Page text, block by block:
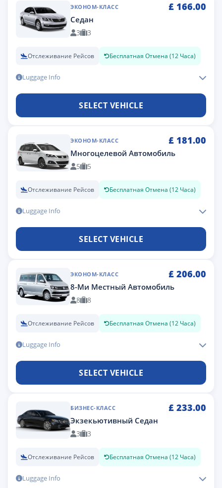
ЭКОНОМ-КЛАСС £ 166.00
Седан
3 3
Отслеживание Рейсов Бесплатная Отмена (12 Часа)
Luggage Info
SELECT VEHICLE
ЭКОНОМ-КЛАСС £ 181.00
Многоцелевой Автомобиль
5 5
Отслеживание Рейсов Бесплатная Отмена (12 Часа)
Luggage Info
SELECT VEHICLE
ЭКОНОМ-КЛАСС £ 206.00
8-Ми Местный Автомобиль
8 8
Отслеживание Рейсов Бесплатная Отмена (12 Часа)
Luggage Info
SELECT VEHICLE
БИЗНЕС-КЛАСС £ 233.00
Экзекьютивный Седан
3 3
Отслеживание Рейсов Бесплатная Отмена (12 Часа)
Luggage Info